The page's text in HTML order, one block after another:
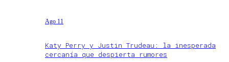
Ago 11
Katy Perry y Justin Trudeau: la inesperada
cercanía que despierta rumores